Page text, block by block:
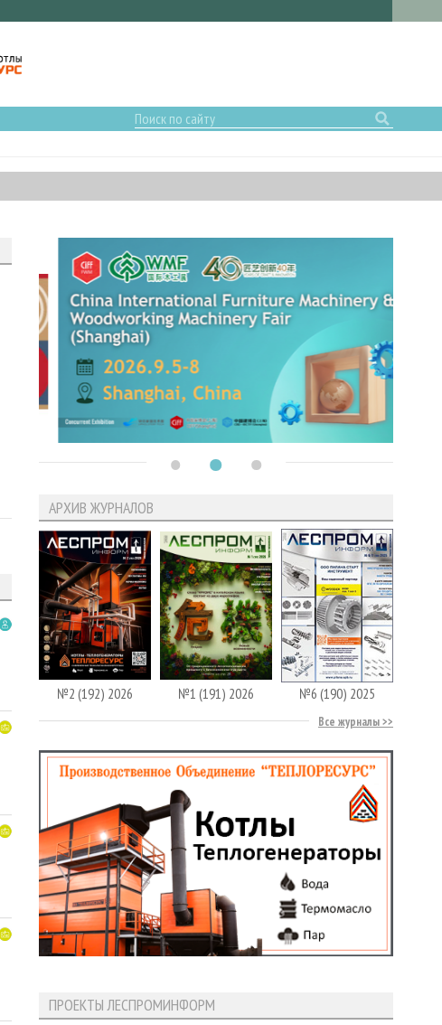
АРХИВ ЖУРНАЛОВ
№2 (192) 2026 №1 (191) 2026 №6 (190) 2025
Все журналы
ПРОЕКТЫ ЛЕСПРОМИНФОРМ